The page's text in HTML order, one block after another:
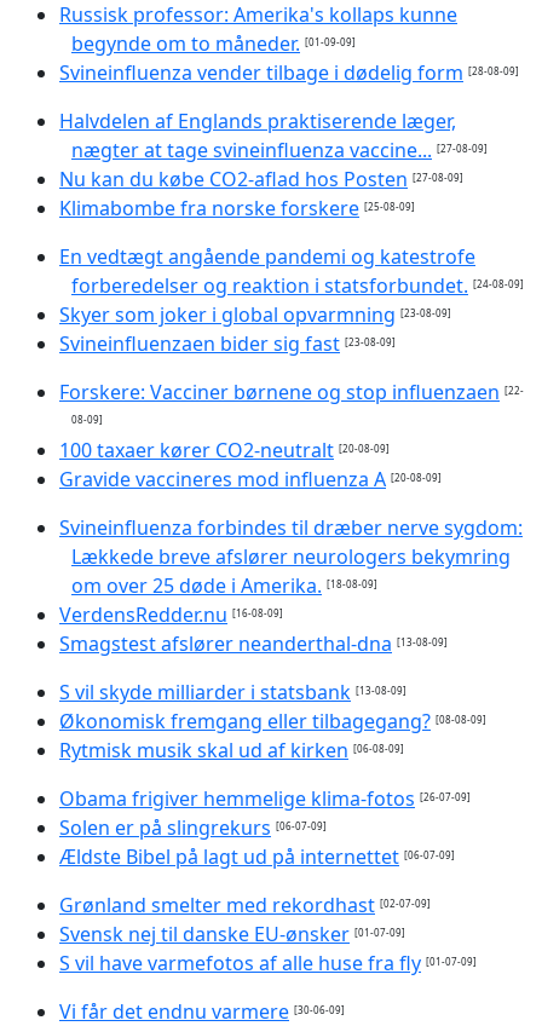
Russisk professor: Amerika's kollaps kunne
begynde om to måneder. [01-09-09]
Svineinfluenza vender tilbage i dødelig form [28-08-09]
Halvdelen af Englands praktiserende læger,
nægter at tage svineinfluenza vaccine... [27-08-09]
Nu kan du købe CO2-aflad hos Posten [27-08-09]
Klimabombe fra norske forskere [25-08-09]
En vedtægt angående pandemi og katestrofe
forberedelser og reaktion i statsforbundet. [24-08-09]
Skyer som joker i global opvarmning [23-08-09]
Svineinfluenzaen bider sig fast [23-08-09]
Forskere: Vacciner børnene og stop influenzaen [22-
08-09]
100 taxaer kører CO2-neutralt [20-08-09]
Gravide vaccineres mod influenza A [20-08-09]
Svineinfluenza forbindes til dræber nerve sygdom:
Lækkede breve afslører neurologers bekymring
om over 25 døde i Amerika. [18-08-09]
VerdensRedder.nu [16-08-09]
Smagstest afslører neanderthal-dna [13-08-09]
S vil skyde milliarder i statsbank [13-08-09]
Økonomisk fremgang eller tilbagegang? [08-08-09]
Rytmisk musik skal ud af kirken [06-08-09]
Obama frigiver hemmelige klima-fotos [26-07-09]
Solen er på slingrekurs [06-07-09]
Ældste Bibel på lagt ud på internettet [06-07-09]
Grønland smelter med rekordhast [02-07-09]
Svensk nej til danske EU-ønsker [01-07-09]
S vil have varmefotos af alle huse fra fly [01-07-09]
Vi får det endnu varmere [30-06-09]